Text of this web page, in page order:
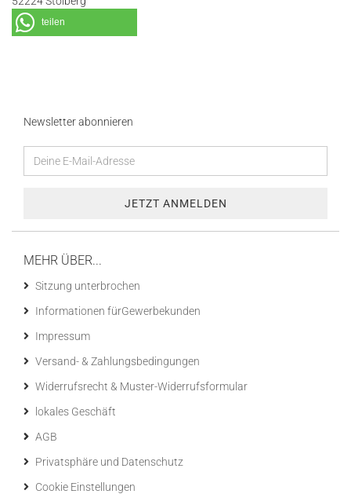
teilen
Newsletter abonnieren
MEHR ÜBER...
Sitzung unterbrochen
Informationen fürGewerbekunden
Impressum
Versand- & Zahlungsbedingungen
Widerrufsrecht & Muster-Widerrufsformular
lokales Geschäft
AGB
Privatsphäre und Datenschutz
Cookie Einstellungen